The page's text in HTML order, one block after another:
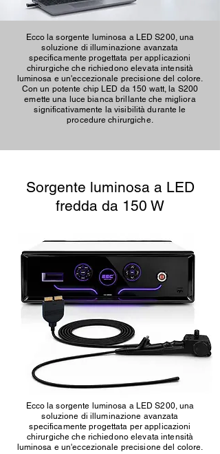
Ecco la sorgente luminosa a LED S200, una
soluzione di illuminazione avanzata
specificamente progettata per applicazioni
chirurgiche che richiedono elevata intensità
luminosa e un'eccezionale precisione del colore.
Con un potente chip LED da 150 watt, la S200
emette una luce bianca brillante che migliora
significativamente la visibilità durante le
procedure chirurgiche.
Sorgente luminosa a LED
fredda da 150 W
Ecco la sorgente luminosa a LED S200, una
soluzione di illuminazione avanzata
specificamente progettata per applicazioni
chirurgiche che richiedono elevata intensità
luminosa e un'eccezionale precisione del colore.